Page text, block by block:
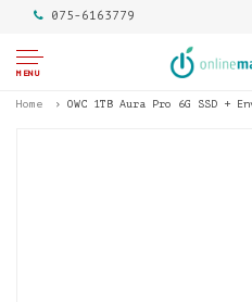
075-6163779
MENU
Home OWC 1TB Aura Pro 6G SSD +